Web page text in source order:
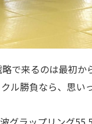
で来るのは最初か
ル勝負なら、思い